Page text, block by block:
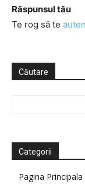
Răspunsul tău
Te rog să te
Căutare
Categorii
Pagina Principala